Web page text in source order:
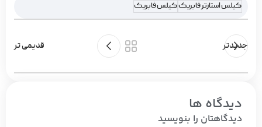
کیلس استارتر فابریککیلس فابریک
جدیدتر قدیمی تر
دیدگاه ها
دیدگاهتان را بنویسید